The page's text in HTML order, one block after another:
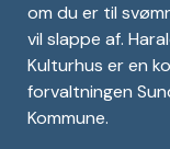
om du er til
vil slappe af.
Kulturhus er en
forvaltningen
Kommune.